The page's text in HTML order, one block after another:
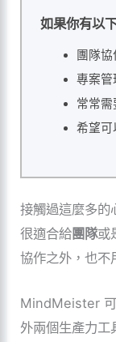
如果你有以
團隊協
專案管
常常需
希望可
接觸過這麼多的
很適合給團隊或
協作之外，也不
MindMeister
外兩個生產力